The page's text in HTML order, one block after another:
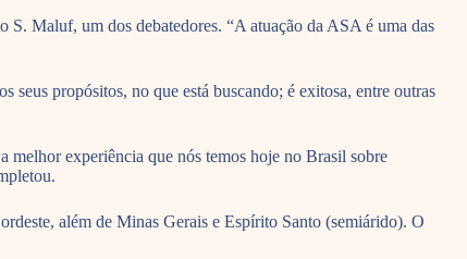
Maluf, um dos debatedores. “A atuação da ASA é uma das
seus propósitos, no que está buscando; é exitosa, entre outras
melhor experiência que nós temos hoje no Brasil sobre
além de Minas Gerais e Espírito Santo (semiárido). O